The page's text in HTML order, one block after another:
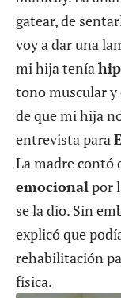
gatear, de
voy a dar una
mi hija tenía
tono muscular y
de que mi hija
entrevista para
La madre contó
emocional por
se la dio. Sin
explicó que
rehabilitación
física.